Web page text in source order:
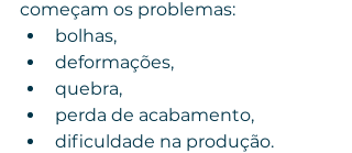
começam os problemas:
bolhas,
deformações,
quebra,
perda de acabamento,
dificuldade na produção.